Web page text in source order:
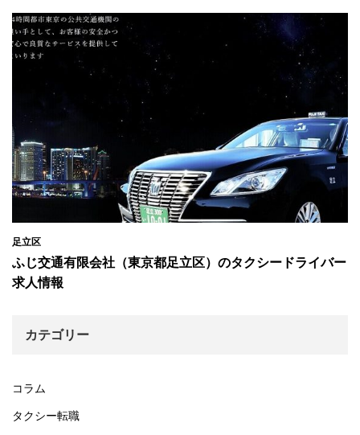
足立区
ふじ交通有限会社（東京都足立区）のタクシードライバー
求人情報
カテゴリー
コラム
タクシー転職